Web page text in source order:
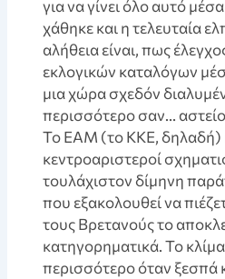
για να γίνει όλο αυτό
χάθηκε και η τελευταία
αλήθεια είναι, πως
εκλογικών καταλόγων
μια χώρα σχεδόν
περισσότερο σαν…
Το ΕΑΜ (το ΚΚΕ, δηλαδή)
κεντροαριστεροί
τουλάχιστον δίμηνη
που εξακολουθεί να
τους Βρετανούς το
κατηγορηματικά. Το
περισσότερο όταν ξεσπά